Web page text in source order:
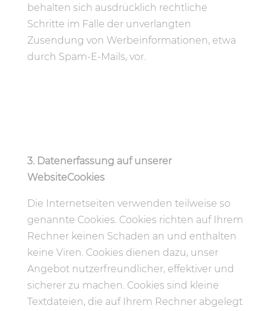
behalten sich ausdrücklich rechtliche
Schritte im Falle der unverlangten
Zusendung von Werbeinformationen, etwa
durch Spam-E-Mails, vor.
3. Datenerfassung auf unserer
WebsiteCookies
Die Internetseiten verwenden teilweise so
genannte Cookies. Cookies richten auf Ihrem
Rechner keinen Schaden an und enthalten
keine Viren. Cookies dienen dazu, unser
Angebot nutzerfreundlicher, effektiver und
sicherer zu machen. Cookies sind kleine
Textdateien, die auf Ihrem Rechner abgelegt